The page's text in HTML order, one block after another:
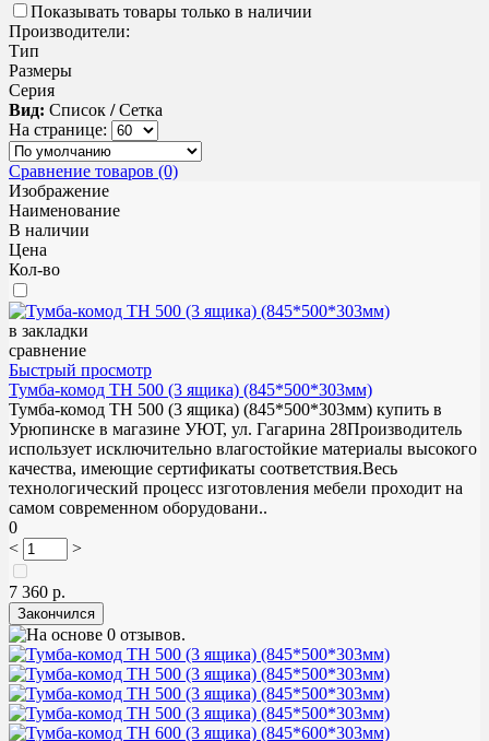
Показывать товары только в наличии
Производители:
Тип
Размеры
Серия
Вид: Список / Сетка
На странице:
Сравнение товаров (0)
Изображение
Наименование
В наличии
Цена
Кол-во
в закладки
сравнение
Быстрый просмотр
Тумба-комод ТН 500 (3 ящика) (845*500*303мм)
Тумба-комод ТН 500 (3 ящика) (845*500*303мм) купить в
Урюпинске в магазине УЮТ, ул. Гагарина 28Производитель
использует исключительно влагостойкие материалы высокого
качества, имеющие сертификаты соответствия.Весь
технологический процесс изготовления мебели проходит на
самом современном оборудовани..
0
<
>
7 360 р.